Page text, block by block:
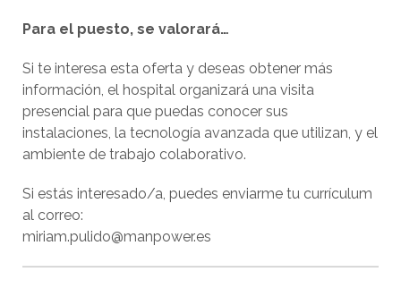
Para el puesto, se valorará…
Si te interesa esta oferta y deseas obtener más
información, el hospital organizará una visita
presencial para que puedas conocer sus
instalaciones, la tecnología avanzada que utilizan, y el
ambiente de trabajo colaborativo.
Si estás interesado/a, puedes enviarme tu currículum
al correo:
miriam.pulido@manpower.es